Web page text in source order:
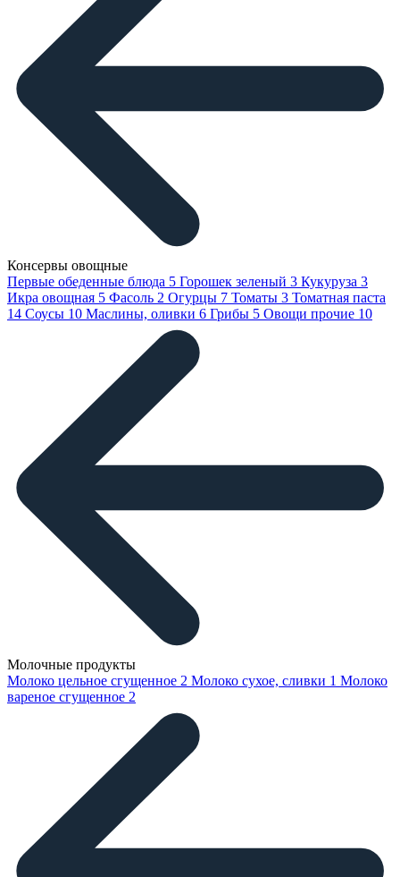
Консервы овощные
Первые обеденные блюда 5 Горошек зеленый 3 Кукуруза 3
Икра овощная 5 Фасоль 2 Огурцы 7 Томаты 3 Томатная паста
14 Соусы 10 Маслины, оливки 6 Грибы 5 Овощи прочие 10
Молочные продукты
Молоко цельное сгущенное 2 Молоко сухое, сливки 1 Молоко
вареное сгущенное 2